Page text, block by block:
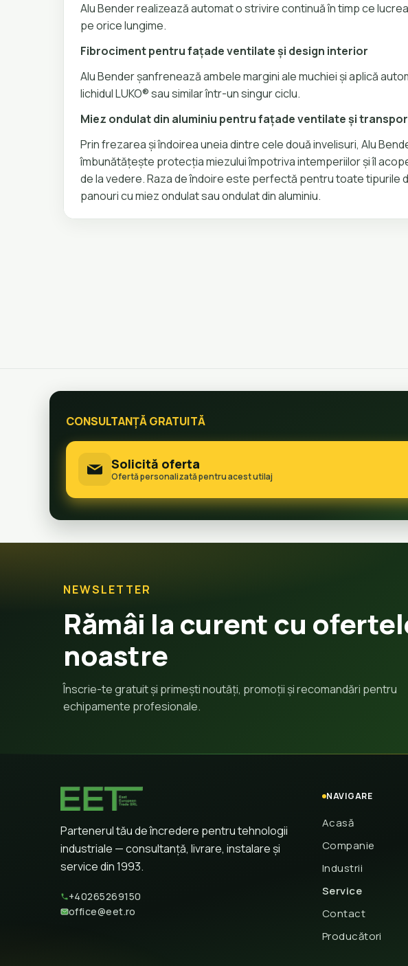
Alu Bender realizează automat o strivire continuă în timp ce
pe orice lungime.
Fibrociment pentru fațade ventilate și design interior
Alu Bender șanfrenează ambele margini ale muchiei și aplică
lichidul LUKO® sau similar într-un singur ciclu.
Miez ondulat din aluminiu pentru fațade ventilate și
Prin frezarea și îndoirea uneia dintre cele două invelisuri, Alu
îmbunătățește protecția miezului împotriva intemperiilor și îl
de la vedere. Raza de îndoire este perfectă pentru toate tipurile
panouri cu miez ondulat sau ondulat din aluminiu.
CONSULTANȚĂ GRATUITĂ
Solicită oferta
Ofertă personalizată pentru acest utilaj
NEWSLETTER
Rămâi la curent cu
noastre
Înscrie-te gratuit și primești noutăți, promoții și recomandări pentru
echipamente profesionale.
Partenerul tău de încredere pentru tehnologii
industriale — consultanță, livrare, instalare și
service din 1993.
+40265269150
office@eet.ro
NAVIGARE
Acasă
Companie
Industrii
Service
Contact
Producători